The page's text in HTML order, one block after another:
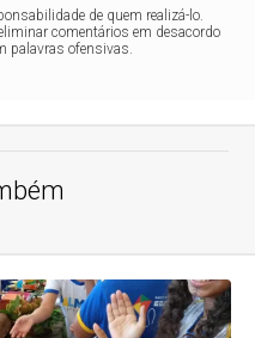
de quem realizá-lo.
comentários em desacordo
palavras ofensivas.